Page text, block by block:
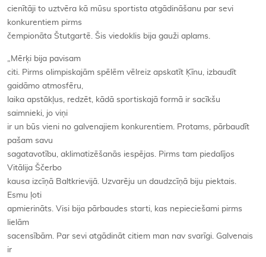
cienītāji to uztvēra kā mūsu sportista atgādināšanu par sevi
konkurentiem pirms
čempionāta Štutgartē. Šis viedoklis bija gauži aplams.
„Mērķi bija pavisam
citi. Pirms olimpiskajām spēlēm vēlreiz apskatīt Ķīnu, izbaudīt
gaidāmo atmosfēru,
laika apstākļus, redzēt, kādā sportiskajā formā ir sacīkšu
saimnieki, jo viņi
ir un būs vieni no galvenajiem konkurentiem. Protams, pārbaudīt
pašam savu
sagatavotību, aklimatizēšanās iespējas. Pirms tam piedalījos
Vitālija Ščerbo
kausa izcīņā Baltkrievijā. Uzvarēju un daudzcīņā biju piektais.
Esmu ļoti
apmierināts. Visi bija pārbaudes starti, kas nepieciešami pirms
lielām
sacensībām. Par sevi atgādināt citiem man nav svarīgi. Galvenais
ir